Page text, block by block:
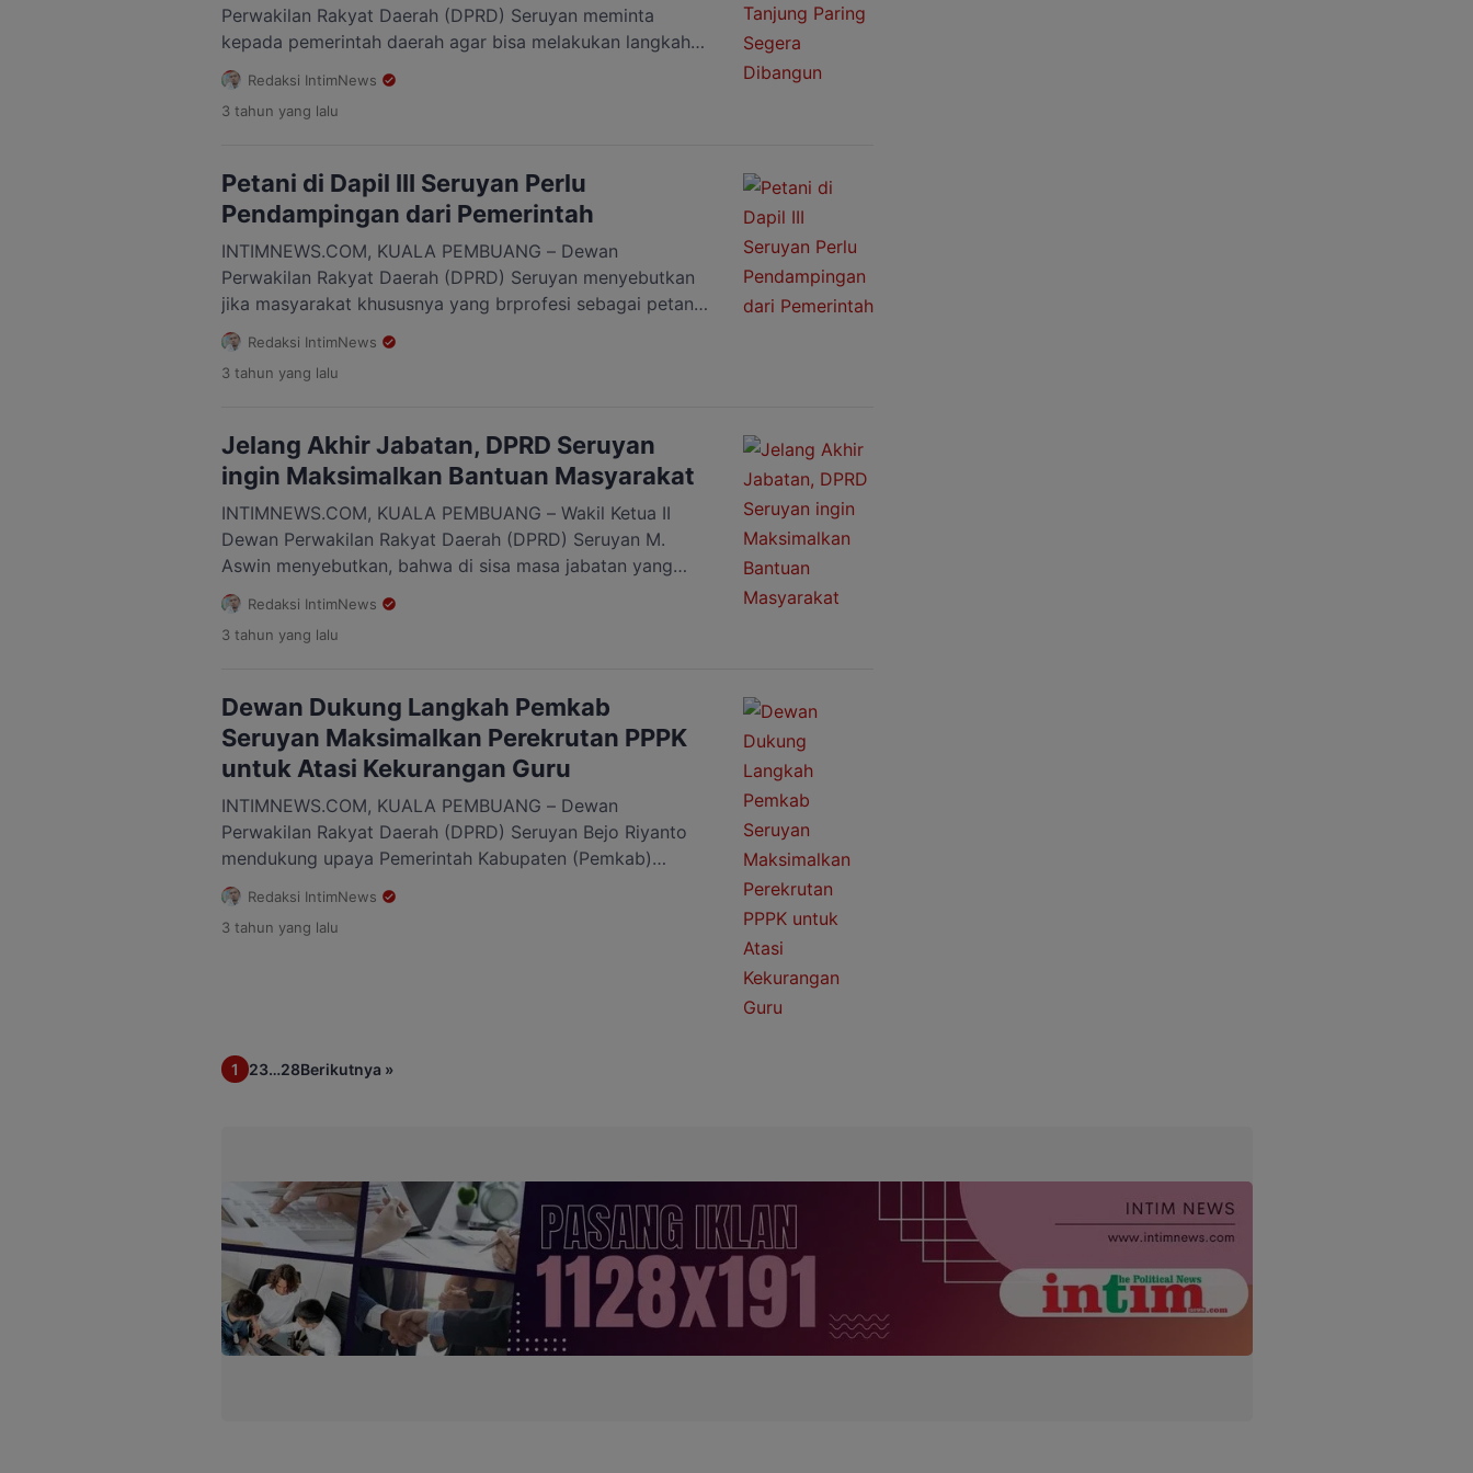
Perwakilan Rakyat Daerah (DPRD) Seruyan meminta
kepada pemerintah daerah agar bisa melakukan langkah-
langkah dalam upaya penyaluran jaringan listrik ke intake
building Tanjung Paring Perusahaan Daerah Air dan Minum
(PDAM) Seruyan. Anggota DPRD Seruyan Argiansyah
memaksimalkan operasional pada intake building PDAM
tersebut. “Jaringan listrik […]
Redaksi IntimNews
3 tahun yang lalu
Petani di Dapil III Seruyan Perlu
Pendampingan dari Pemerintah
INTIMNEWS.COM, KUALA PEMBUANG – Dewan
Perwakilan Rakyat Daerah (DPRD) Seruyan menyebutkan
jika masyarakat khususnya yang brprofesi sebagai petani
dan pekebun di daerah pemilihan (Dapil) III meliputi
Kecamatan Seruyan Tengah, Seruyan Hulu, Batu Ampar
dan Suling Tambun sangat perlu adanya pendampingan
mengungkapkan, bahwa lahan pertanian maupun
perkebunan di Dapil III […]
Redaksi IntimNews
3 tahun yang lalu
Jelang Akhir Jabatan, DPRD Seruyan
ingin Maksimalkan Bantuan Masyarakat
INTIMNEWS.COM, KUALA PEMBUANG – Wakil Ketua II
Dewan Perwakilan Rakyat Daerah (DPRD) Seruyan M.
Aswin menyebutkan, bahwa di sisa masa jabatan yang
sudah hampir habis, pihaknya ingin memberikan kontribusi
yang nyata dalam membantu masyarakat di wilayah
setempat. “Kami ini tidak lama lagi menjabat, dan di sisa
untuk […]
Redaksi IntimNews
3 tahun yang lalu
Dewan Dukung Langkah Pemkab
Seruyan Maksimalkan Perekrutan PPPK
untuk Atasi Kekurangan Guru
INTIMNEWS.COM, KUALA PEMBUANG – Dewan
Perwakilan Rakyat Daerah (DPRD) Seruyan Bejo Riyanto
mendukung upaya Pemerintah Kabupaten (Pemkab)
Seruyan dalam rangka melengkapi kekurangan tenaga
pengajar atau guru yang ada di sekolah-sekolah wilayah
setempat. Menurut Bejo, salah satu langkah tersebut yakni
Redaksi IntimNews
3 tahun yang lalu
1 23…28Berikutnya »